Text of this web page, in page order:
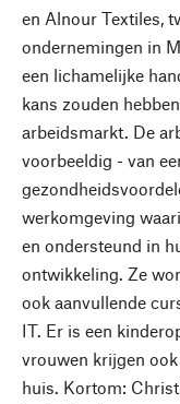
en Alnour Textiles,
ondernemingen in
een lichamelijke
kans zouden
arbeidsmarkt. De
voorbeeldig - van
werkomgeving
en ondersteund in
ontwikkeling. Ze
ook aanvullende
IT. Er is een
vrouwen krijgen
huis. Kortom: